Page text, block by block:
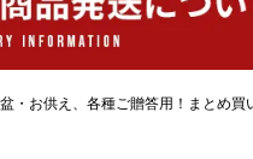
・お供え、各種ご贈答用！まとめ